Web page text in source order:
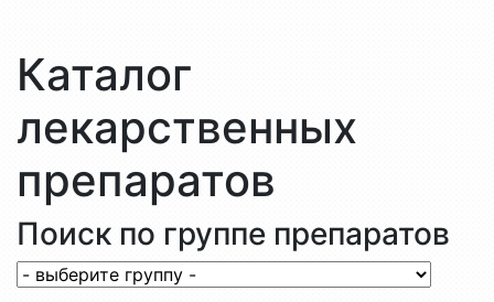
Каталог
лекарственных
препаратов
Поиск по группе препаратов